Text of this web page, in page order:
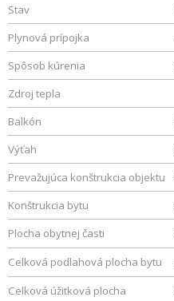
Stav
Plynová prípojka
Spôsob kúrenia
Zdroj tepla
Balkón
Výťah
Prevažujúca konštrukcia objektu
Konštrukcia bytu
Plocha obytnej časti
Celková podlahová plocha bytu
Celková úžitková plocha